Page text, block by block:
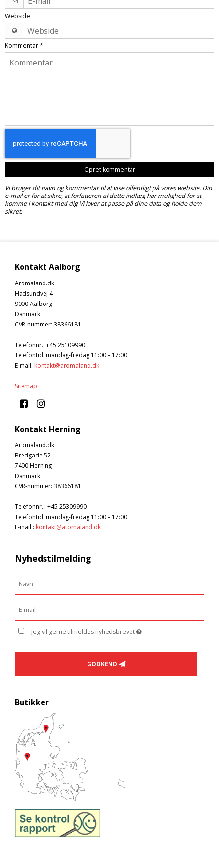
Tyggegummi aroma
Vanilje aroma
Mærker
DV Liquids
M-Flavours
Valhalla
Udstyr
Æteriske olier
Dessert
Påske
Webside
Kommentar*
Opret kommentar
Vi bruger dit navn og kommentar til at vise offentligt på vores website. Din
e-mail er for at sikre, at forfatteren af dette indlæg har mulighed for at
komme i kontakt med dig Vi lover at passe på dine data og holde dem
sikret.
Kontakt Aalborg
Aromaland.dk
Hadsundvej 4
9000 Aalborg
Danmark
CVR-nummer: 38366181
Telefonnr.: +45 25109990
Telefontid: mandag-fredag 11:00 – 17:00
E-mail: kontakt@aromaland.dk
Sitemap
Kontakt Herning
Aromaland.dk
Bredgade 52
7400 Herning
Danmark
CVR-nummer: 38366181
Telefonnr. : +45 25309990
Telefontid: mandag-fredag 11:00 – 17:00
E-mail : kontakt@aromaland.dk
Nyhedstilmelding
Jeg vil gerne tilmeldes nyhedsbrevet
GODKEND
Butikker